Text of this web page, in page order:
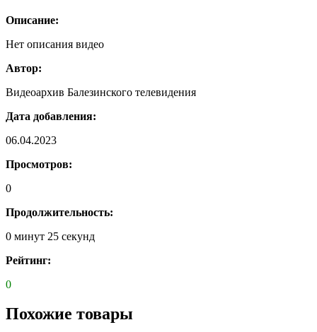
Описание:
Нет описания видео
Автор:
Видеоархив Балезинского телевидения
Дата добавления:
06.04.2023
Просмотров:
0
Продолжительность:
0 минут 25 секунд
Рейтинг:
0
Похожие товары